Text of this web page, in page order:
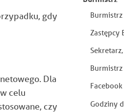
gdy
Dla
celu
czy
Burmistrz
Zastępcy
Godziny